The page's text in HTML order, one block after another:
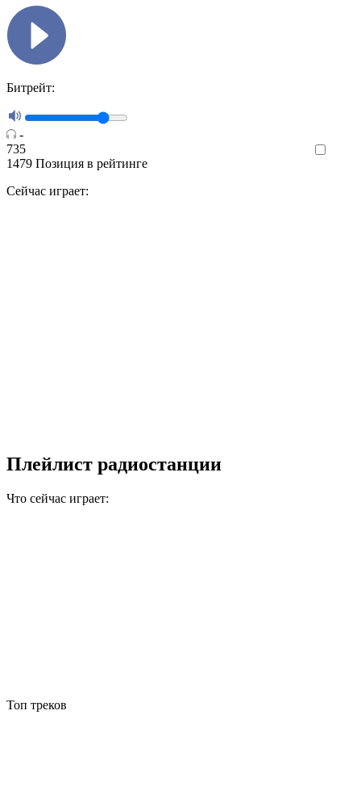
Битрейт:
-
735
1479 Позиция в рейтинге
Сейчас играет:
Плейлист радиостанции
Что сейчас играет:
Топ треков